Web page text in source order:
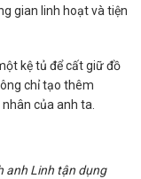
gian linh hoạt và tiện
kệ tủ để cất giữ đồ
chỉ tạo thêm
của anh ta.
anh Linh tận dụng